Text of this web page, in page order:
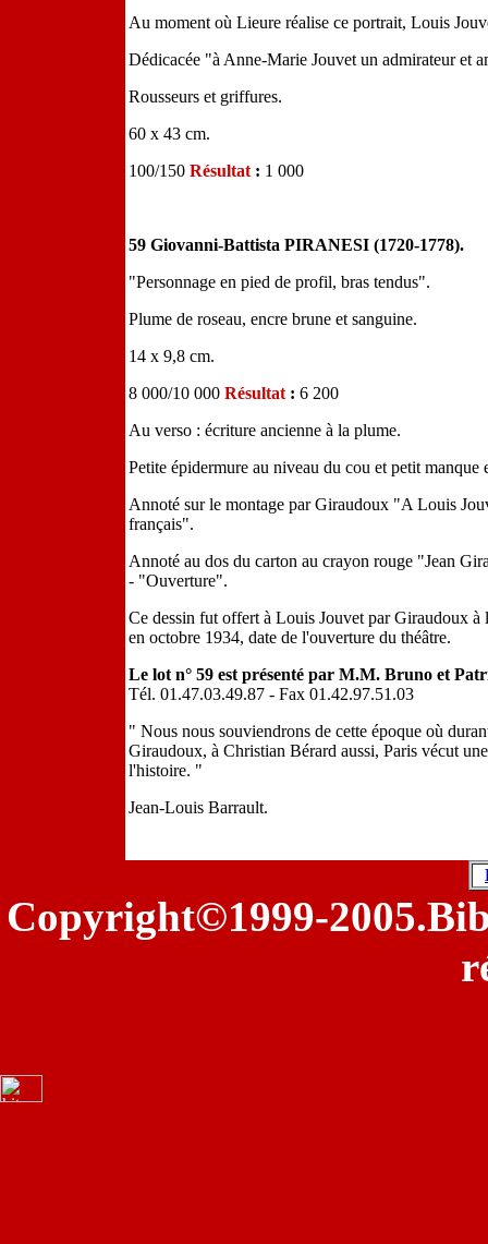
Au moment où Lieure réalise ce portrait, Louis
Dédicacée "à Anne-Marie Jouvet un admirateur et
Rousseurs et griffures.
60 x 43 cm.
100/150 Résultat : 1 000
59 Giovanni-Battista PIRANESI (1720-1778).
"Personnage en pied de profil, bras tendus".
Plume de roseau, encre brune et sanguine.
14 x 9,8 cm.
8 000/10 000 Résultat : 6 200
Au verso : écriture ancienne à la plume.
Petite épidermure au niveau du cou et petit manque
Annoté sur le montage par Giraudoux "A Louis
français".
Annoté au dos du carton au crayon rouge "Jean
- "Ouverture".
Ce dessin fut offert à Louis Jouvet par Giraudoux
en octobre 1934, date de l'ouverture du théâtre.
Le lot n° 59 est présenté par M.M. Bruno et
Tél. 01.47.03.49.87 - Fax 01.42.97.51.03
" Nous nous souviendrons de cette époque où
Giraudoux, à Christian Bérard aussi, Paris vécut
l'histoire. "
Jean-Louis Barrault.
Copyright©1999-